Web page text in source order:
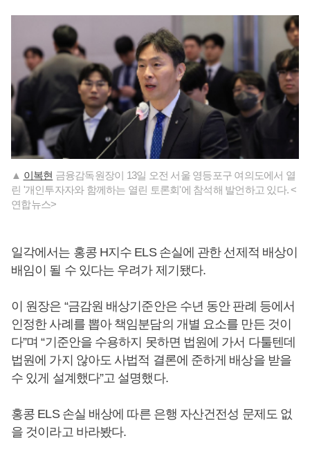
▲ 이복현 금융감독원장이 13일 오전 서울 영등포구 여의도에서 열
린 '개인투자자와 함께하는 열린 토론회'에 참석해 발언하고 있다. <
연합뉴스>
일각에서는 홍콩 H지수 ELS 손실에 관한 선제적 배상이
배임이 될 수 있다는 우려가 제기됐다.
이 원장은 “금감원 배상기준안은 수년 동안 판례 등에서
인정한 사례를 뽑아 책임분담의 개별 요소를 만든 것이
다”며 “기준안을 수용하지 못하면 법원에 가서 다툴텐데
법원에 가지 않아도 사법적 결론에 준하게 배상을 받을
수 있게 설계했다”고 설명했다.
홍콩 ELS 손실 배상에 따른 은행 자산건전성 문제도 없
을 것이라고 바라봤다.